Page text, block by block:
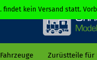
findet kein Versand statt.
Fahrzeuge Zurüstteile für